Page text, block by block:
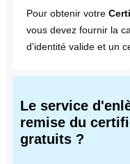
Pour obtenir votre
vous devez fournir la
d'identité valide et un
Le service
remise du
gratuits ?